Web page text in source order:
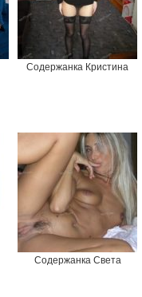
Содержанка Кристина
Содержанка Света